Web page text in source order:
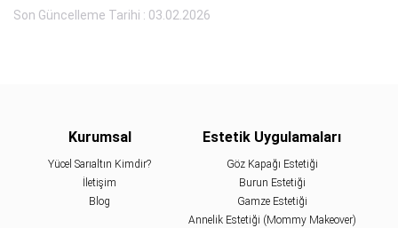
Son Güncelleme Tarihi : 03.02.2026
Kurumsal
Yücel Sarıaltın Kimdir?
İletişim
Blog
Estetik Uygulamaları
Göz Kapağı Estetiği
Burun Estetiği
Gamze Estetiği
Annelik Estetiği (Mommy Makeover)